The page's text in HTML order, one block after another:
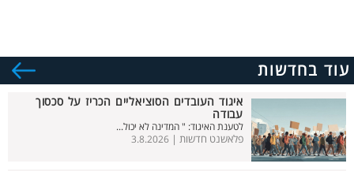
עוד בחדשות
איגוד העובדים הסוציאליים הכריז על סכסוך
עבודה
לטענת האיגוד: " המדינה לא יכול...
פלאשנט חדשות | 3.8.2026